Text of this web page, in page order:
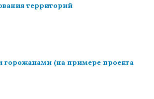
территорий
(на примере проекта